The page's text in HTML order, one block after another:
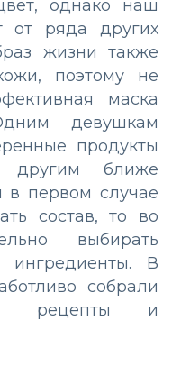
однако наш
от ряда других
жизни также
поэтому не
маска
девушкам
продукты
другим ближе
в первом случае
состав, то во
выбирать
ингредиенты. В
собрали
рецепты и